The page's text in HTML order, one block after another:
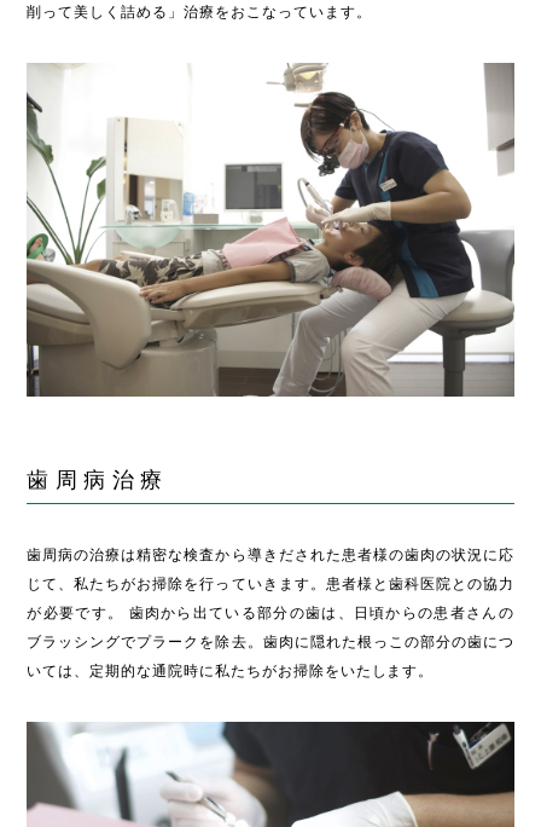
削って美しく詰める」治療をおこなっています。
歯周病治療
歯周病の治療は精密な検査から導きだされた患者様の歯肉の状況に応
じて、私たちがお掃除を行っていきます。患者様と歯科医院との協力
が必要です。 歯肉から出ている部分の歯は、日頃からの患者さんの
ブラッシングでプラークを除去。歯肉に隠れた根っこの部分の歯につ
いては、定期的な通院時に私たちがお掃除をいたします。